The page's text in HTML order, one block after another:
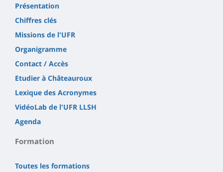
Présentation
Chiffres clés
Missions de l'UFR
Organigramme
Contact / Accès
Etudier à Châteauroux
Lexique des Acronymes
VidéoLab de l'UFR LLSH
Agenda
Formation
Toutes les formations